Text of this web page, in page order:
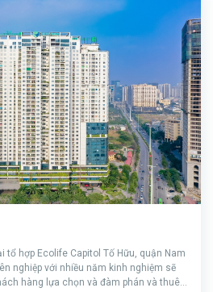
tổ hợp Ecolife Capitol Tố Hữu, quận Nam
nghiệp với nhiều năm kinh nghiệm sẽ
hàng lựa chọn và đàm phán và thuê